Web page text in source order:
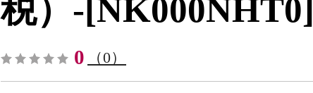
税）-[NK000NHT0]
0 （0）